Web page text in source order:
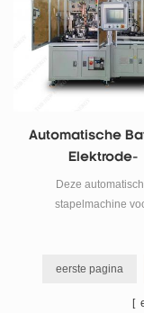
Automatische
Elektrode-
Stapelmachine
Deze
stapelmachine
het Z-type
eerste pagina
[